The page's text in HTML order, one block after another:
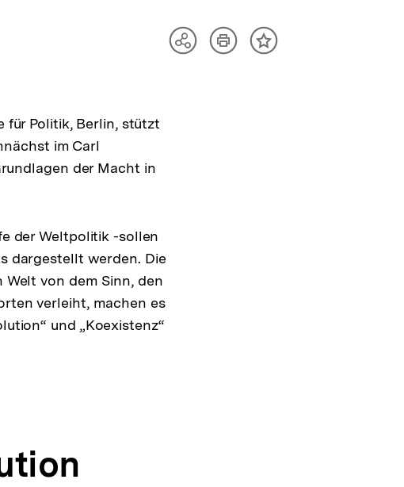
TeilenArtikelInhalt
für Politik, Berlin, stützt
im Carl
der Macht in
der Weltpolitik -sollen
dargestellt werden. Die
von dem Sinn, den
verleiht, machen es
und „Koexistenz“